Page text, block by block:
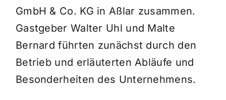
GmbH & Co. KG in Aßlar zusammen.
Gastgeber Walter Uhl und Malte
Bernard führten zunächst durch den
Betrieb und erläuterten Abläufe und
Besonderheiten des Unternehmens.